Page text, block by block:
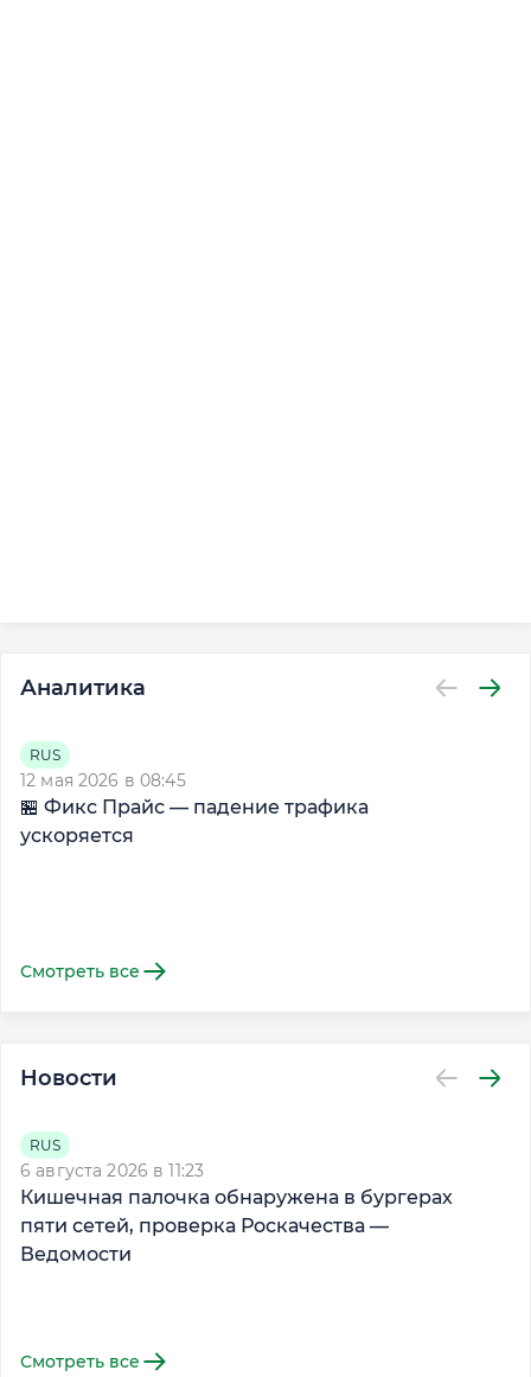
Аналитика
RUS
12 мая 2026 в 08:45
🏪 Фикс Прайс — падение трафика
ускоряется
Смотреть все
Новости
RUS
6 августа 2026 в 11:23
Кишечная палочка обнаружена в бургерах
пяти сетей, проверка Роскачества —
Ведомости
Смотреть все